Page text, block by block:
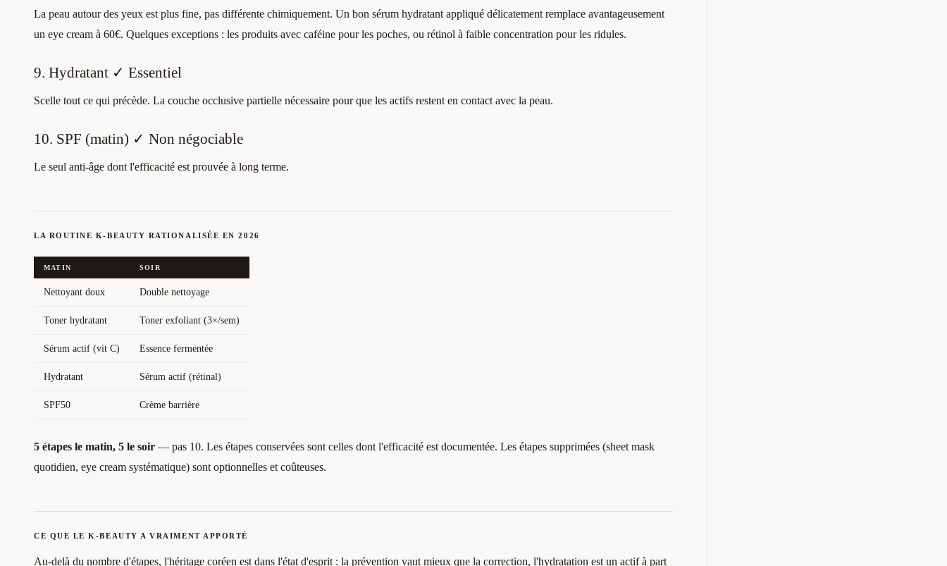
La peau autour des yeux est plus fine, pas différente chimiquement. Un bon sérum hydratant appliqué délicatement remplace avantageusement
un eye cream à 60€. Quelques exceptions : les produits avec caféine pour les poches, ou rétinol à faible concentration pour les ridules.
9. Hydratant ✓ Essentiel
Scelle tout ce qui précède. La couche occlusive partielle nécessaire pour que les actifs restent en contact avec la peau.
10. SPF (matin) ✓ Non négociable
Le seul anti-âge dont l'efficacité est prouvée à long terme.
LA ROUTINE K-BEAUTY RATIONALISÉE EN 2026
MATIN SOIR
Nettoyant doux Double nettoyage
Toner hydratant Toner exfoliant (3×/sem)
Sérum actif (vit C) Essence fermentée
Hydratant Sérum actif (rétinal)
SPF50 Crème barrière
5 étapes le matin, 5 le soir — pas 10. Les étapes conservées sont celles dont l'efficacité est documentée. Les étapes supprimées (sheet mask
quotidien, eye cream systématique) sont optionnelles et coûteuses.
CE QUE LE K-BEAUTY A VRAIMENT APPORTÉ
Au-delà du nombre d'étapes, l'héritage coréen est dans l'état d'esprit : la prévention vaut mieux que la correction, l'hydratation est un actif à part